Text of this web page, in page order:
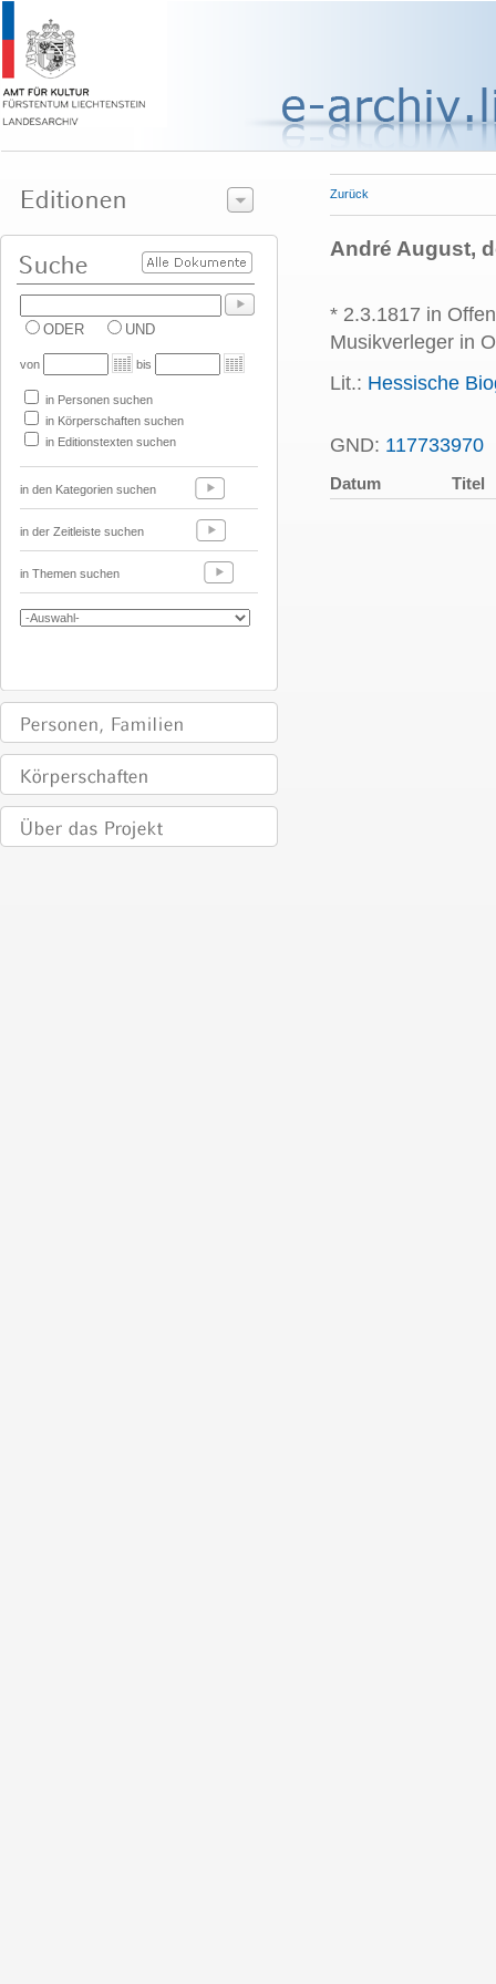
ODER UND
von bis
in Personen suchen
in Körperschaften suchen
in Editionstexten suchen
in den Kategorien suchen
in der Zeitleiste suchen
in Themen suchen
Zurück
André August,
* 2.3.1817 in
Musikverleger in
Lit.: Hessische
GND: 117733970
Datum Titel